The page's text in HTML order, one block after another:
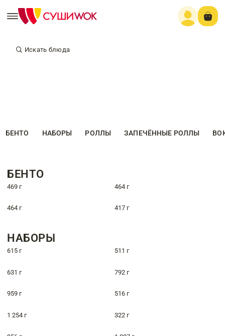
Искать блюда
БЕНТО НАБОРЫ РОЛЛЫ ЗАПЕЧЁННЫЕ РОЛЛЫ
БЕНТО
469 г 464 г
464 г 417 г
НАБОРЫ
615 г 511 г
631 г 792 г
959 г 516 г
1 254 г 322 г